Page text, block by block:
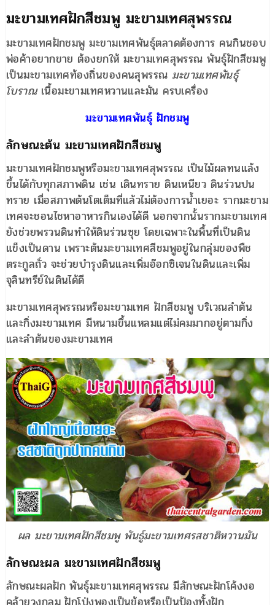
มะขามเทศฝักสีชมพู มะขามเทศสุพรรณ
มะขามเทศฝักชมพู มะขามเทศพันธุ์ตลาดต้องการ คนกินชอบ
พ่อค้าอยากขาย ต้องยกให้ มะขามเทศสุพรรณ พันธุ์ฝักสีชมพู
เป็นมะขามเทศท้องถิ่นของคนสุพรรณ มะขามเทศพันธุ์
โบราณเนื้อมะขามเทศหวานและมัน ครบเครื่อง
มะขามเทศพันธุ์ ฝักชมพู
ลักษณะต้น มะขามเทศฝักสีชมพู
มะขามเทศฝักชมพูหรือมะขามเทศสุพรรณ เป็นไม้ผลทนแล้ง
ขึ้นได้กับทุกสภาพดิน เช่น เดินทราย ดินเหนียว ดินร่วนปน
ทราย เมื่อสภาพต้นโตเต็มที่แล้วไม่ต้องการน้ำเยอะ รากมะขาม
เทศจะชอนไชหาอาหารกินเองได้ดี นอกจากนั้นรากมะขามเทศ
ยังช่วยพรวนดินทำให้ดินร่วนซุย โดยเฉพาะในพื้นที่เป็นดิน
แข็งเป็นดาน เพราะต้นมะขามเทศสีชมพูอยู่ในกลุ่มของพืช
ตระกูลถั่ว จะช่วยบำรุงดินและเพิ่มอ๊อกซิเจนในดินและเพิ่ม
จุลินทรีย์ในดินได้ดี
มะขามเทศสุพรรณหรือมะขามเทศ ฝักสีชมพู บริเวณลำต้น
และกิ่งมะขามเทศ มีหนามขึ้นแหลมแต่ไม่คมมากอยู่ตามกิ่ง
และลำต้นของมะขามเทศ
ผล มะขามเทศฝักสีชมพู พันธู์มะขามเทศรสชาติหวานมัน
ลักษณะผล มะขามเทศฝักสีชมพู
ลักษณะผลฝัก พันธุ์มะขามเทศสุพรรณ มีลักษณะฝักโค้งงอ